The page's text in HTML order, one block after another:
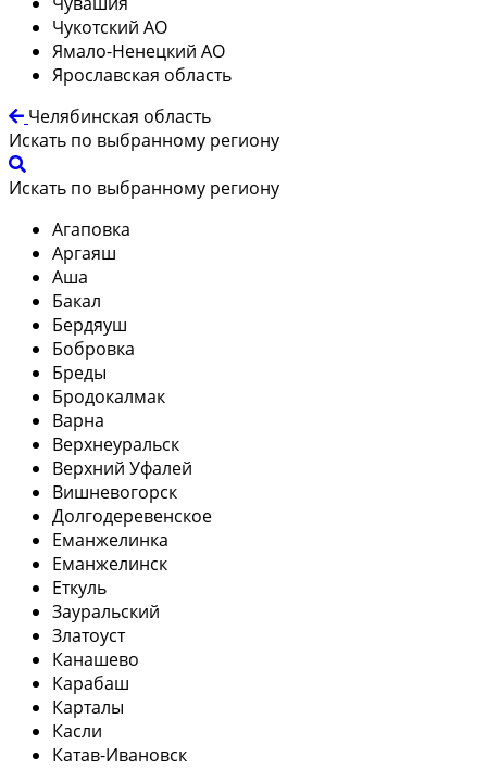
Чукотский АО
Ямало-Ненецкий АО
Ярославская область
Челябинская область
Искать по выбранному региону
Искать по выбранному региону
Агаповка
Аргаяш
Аша
Бакал
Бердяуш
Бобровка
Бреды
Бродокалмак
Варна
Верхнеуральск
Верхний Уфалей
Вишневогорск
Долгодеревенское
Еманжелинка
Еманжелинск
Еткуль
Зауральский
Златоуст
Канашево
Карабаш
Карталы
Касли
Катав-Ивановск